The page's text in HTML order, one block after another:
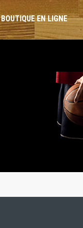
ARBITRES ET
RÈGLEMENT
CHARTE DE
CHARTE
BOUTIQUE EN LIGNE